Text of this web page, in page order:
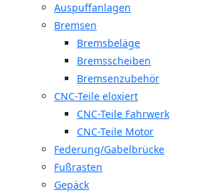
Auspuffanlagen
Bremsen
Bremsbeläge
Bremsscheiben
Bremsenzubehör
CNC-Teile eloxiert
CNC-Teile Fahrwerk
CNC-Teile Motor
Federung/Gabelbrücke
Fußrasten
Gepäck